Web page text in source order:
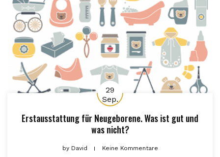
29
Sep.
Erstausstattung für Neugeborene. Was ist gut und
was nicht?
byDavid Keine Kommentare